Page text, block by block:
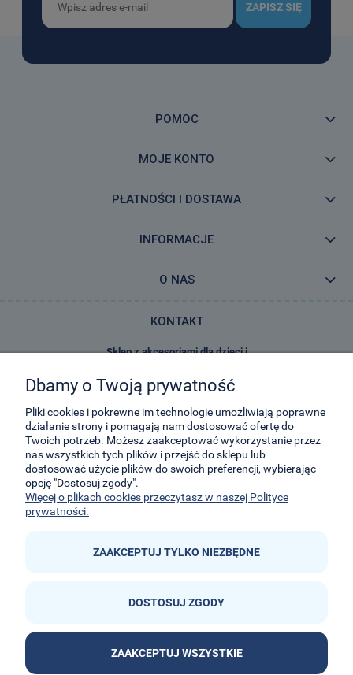
ZAPISZ SIĘ
POMOC
MOJE KONTO
PŁATNOŚCI I DOSTAWA
INFORMACJE
O NAS
KONTAKT
Sklep z akcesoriami dla dzieci i
29-Listopada 8
32-050 Skawina
kontakt@e-kidsplanet.com
+48 666-414-390
+48 666-414-383
Dbamy o Twoją prywatność
Pliki cookies i pokrewne im technologie umożliwiają poprawne
działanie strony i pomagają nam dostosować ofertę do
Twoich potrzeb. Możesz zaakceptować wykorzystanie przez
nas wszystkich tych plików i przejść do sklepu lub
dostosować użycie plików do swoich preferencji, wybierając
opcję "Dostosuj zgody".
Więcej o plikach cookies przeczytasz w naszej Polityce
prywatności.
ZAAKCEPTUJ TYLKO NIEZBĘDNE
DOSTOSUJ ZGODY
ZAAKCEPTUJ WSZYSTKIE